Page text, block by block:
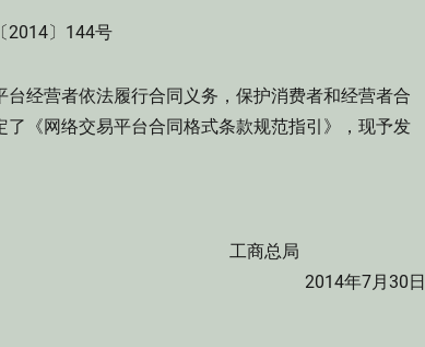
2014〕144号
经营者依法履行合同义务，保护消费者和经营者合
《网络交易平台合同格式条款规范指引》，现予发
工商总局
2014年7月30日